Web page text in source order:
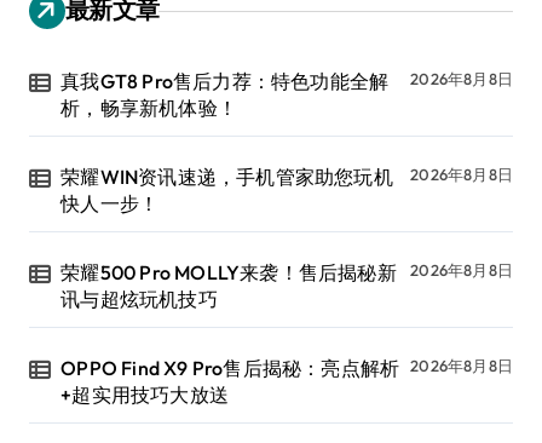
最新文章
真我GT8 Pro售后力荐：特色功能全解
析，畅享新机体验！
2026年8月8日
荣耀WIN资讯速递，手机管家助您玩机
快人一步！
2026年8月8日
荣耀500 Pro MOLLY来袭！售后揭秘新
讯与超炫玩机技巧
2026年8月8日
OPPO Find X9 Pro售后揭秘：亮点解析
+超实用技巧大放送
2026年8月8日